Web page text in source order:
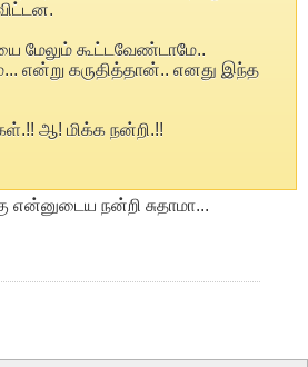
மேலும் கூட்டவேண்டாமே..
என்று கருதித்தான்.. எனது இந்த
ஆ! மிக்க நன்றி.!!
என்னுடைய நன்றி சுதாமா...